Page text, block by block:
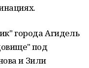
города Агидель
под
и Зили